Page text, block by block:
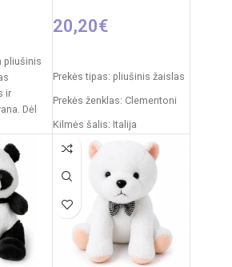
pliušinis
ir
Dėl
20,20€
Prekės tipas: pliušinis žaislas
Prekės ženklas: Clementoni
Kilmės šalis: Italija
Pakuotės išmatavimai: 31 x
Rekomenduojamas amžius:
nuo 0 mėnesių